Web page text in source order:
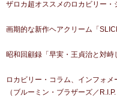
ザロカ超オススメのロカビリー・
画期的な新作ヘアクリーム「
昭和回顧録「早実・王貞治と対峙
ロカビリー・コラム、インフォメ
（ブルーミン・ブラザーズ／